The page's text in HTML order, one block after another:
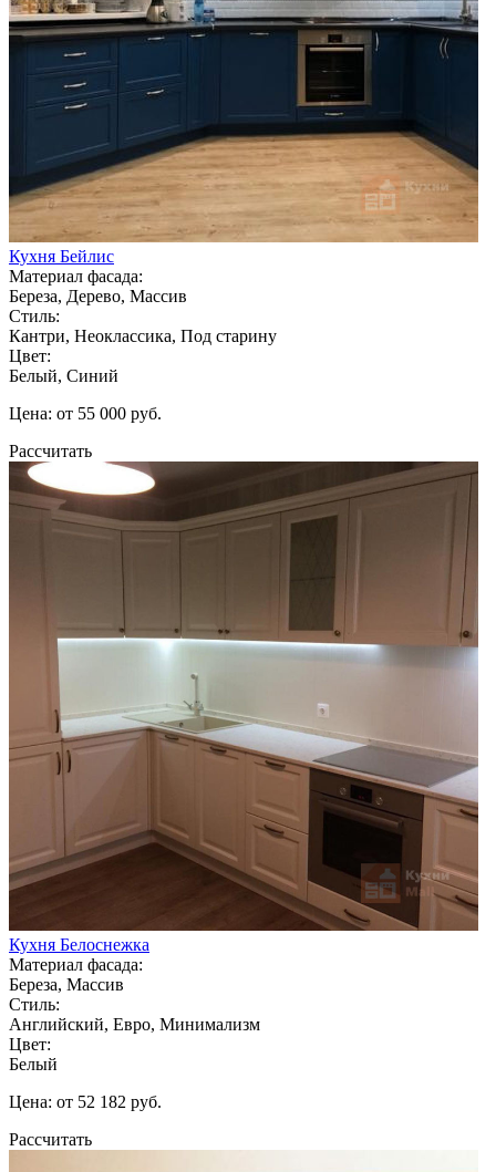
Кухня Бейлис
Материал фасада:
Береза, Дерево, Массив
Стиль:
Кантри, Неоклассика, Под старину
Цвет:
Белый, Синий
Цена: от 55 000 руб.
Рассчитать
Кухня Белоснежка
Материал фасада:
Береза, Массив
Стиль:
Английский, Евро, Минимализм
Цвет:
Белый
Цена: от 52 182 руб.
Рассчитать